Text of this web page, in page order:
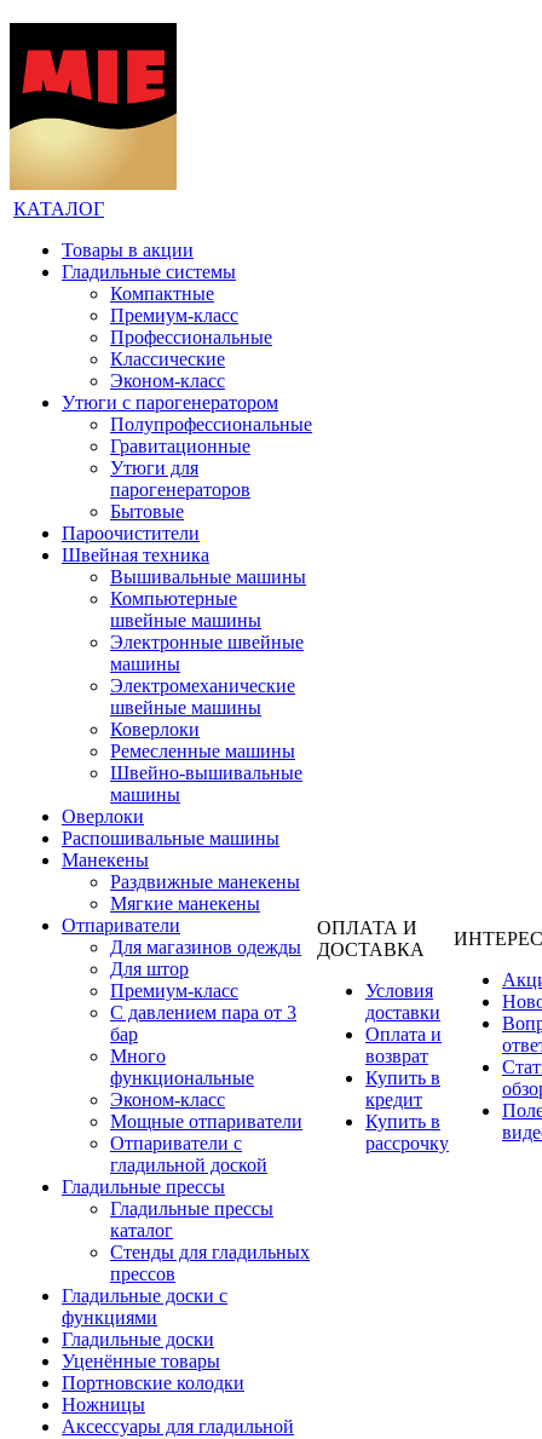
КАТАЛОГ
Товары в акции
Гладильные системы
Компактные
Премиум-класс
Профессиональные
Классические
Эконом-класс
Утюги с парогенератором
Полупрофессиональные
Гравитационные
Утюги для
парогенераторов
Бытовые
Пароочистители
Швейная техника
Вышивальные машины
Компьютерные
швейные машины
Электронные швейные
машины
Электромеханические
швейные машины
Коверлоки
Ремесленные машины
Швейно-вышивальные
машины
Оверлоки
Распошивальные машины
Манекены
Раздвижные манекены
Мягкие манекены
Отпариватели
Для магазинов одежды
Для штор
Премиум-класс
С давлением пара от 3
бар
Много
функциональные
Эконом-класс
Мощные отпариватели
Отпариватели с
гладильной доской
Гладильные прессы
Гладильные прессы
каталог
Стенды для гладильных
прессов
Гладильные доски с
функциями
Гладильные доски
Уценённые товары
Портновские колодки
Ножницы
Аксессуары для гладильной
ОПЛАТА И
ДОСТАВКА
Условия
доставки
Оплата и
возврат
Купить в
кредит
Купить в
рассрочку